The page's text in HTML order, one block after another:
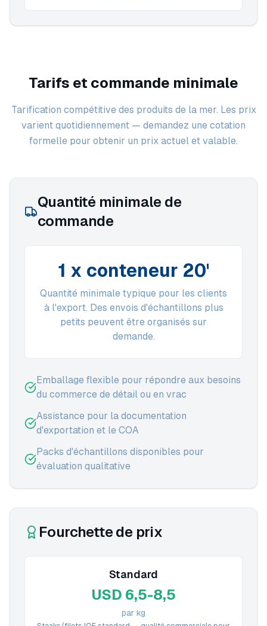
Tarifs et commande minimale
Tarification compétitive des produits de la mer. Les prix
varient quotidiennement — demandez une cotation
formelle pour obtenir un prix actuel et valable.
Quantité minimale de
commande
1 x conteneur 20'
Quantité minimale typique pour les clients
à l'export. Des envois d'échantillons plus
petits peuvent être organisés sur
demande.
Emballage flexible pour répondre aux besoins
du commerce de détail ou en vrac
Assistance pour la documentation
d'exportation et le COA
Packs d'échantillons disponibles pour
évaluation qualitative
Fourchette de prix
Standard
USD 6,5-8,5
par kg